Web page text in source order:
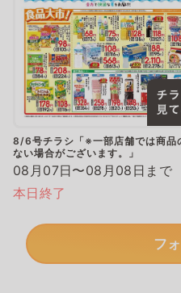
8/6号チラシ「※一部店舗では商品
ない場合がございます。」
08月07日〜08月08日まで
本日終了
フ